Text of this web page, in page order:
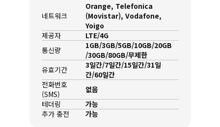
네트워크
Orange, Telefonica
(Movistar), Vodafone,
Yoigo
제공자
LTE/4G
통신량
1GB/3GB/5GB/10GB/20GB
/30GB/80GB/무제한
유효기간
3일간/7일간/15일간/31일
간/60일간
전화번호
(SMS)
없음
테더링
가능
추가 충전
가능